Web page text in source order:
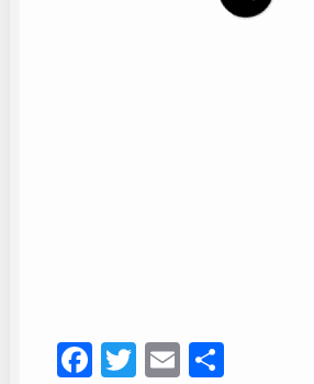
Facebook
TwitterEmail